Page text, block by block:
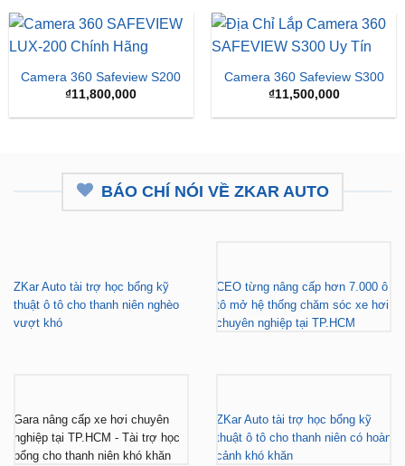
Camera 360 Safeview S200
₫11,800,000
Camera 360 Safeview S300
₫11,500,000
BÁO CHÍ NÓI VỀ ZKAR AUTO
ZKar Auto tài trợ học bổng kỹ
thuật ô tô cho thanh niên nghèo
vượt khó
CEO từng nâng cấp hơn 7.000 ô
tô mở hệ thống chăm sóc xe hơi
chuyên nghiệp tại TP.HCM
Gara nâng cấp xe hơi chuyên
nghiệp tại TP.HCM - Tài trợ học
bổng cho thanh niên khó khăn
ZKar Auto tài trợ học bổng kỹ
thuật ô tô cho thanh niên có hoàn
cảnh khó khăn